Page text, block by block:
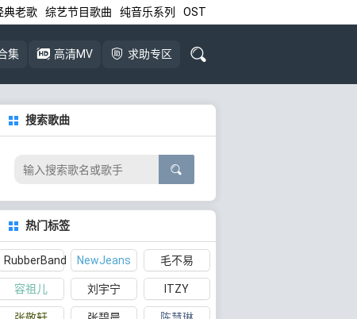
典老歌 综艺节目歌曲 纯音乐系列 OST
集 高清MV 求助专区
搜索歌曲
热门标签
RubberBand NewJeans 毛不易
容祖儿 刘宇宁 ITZY